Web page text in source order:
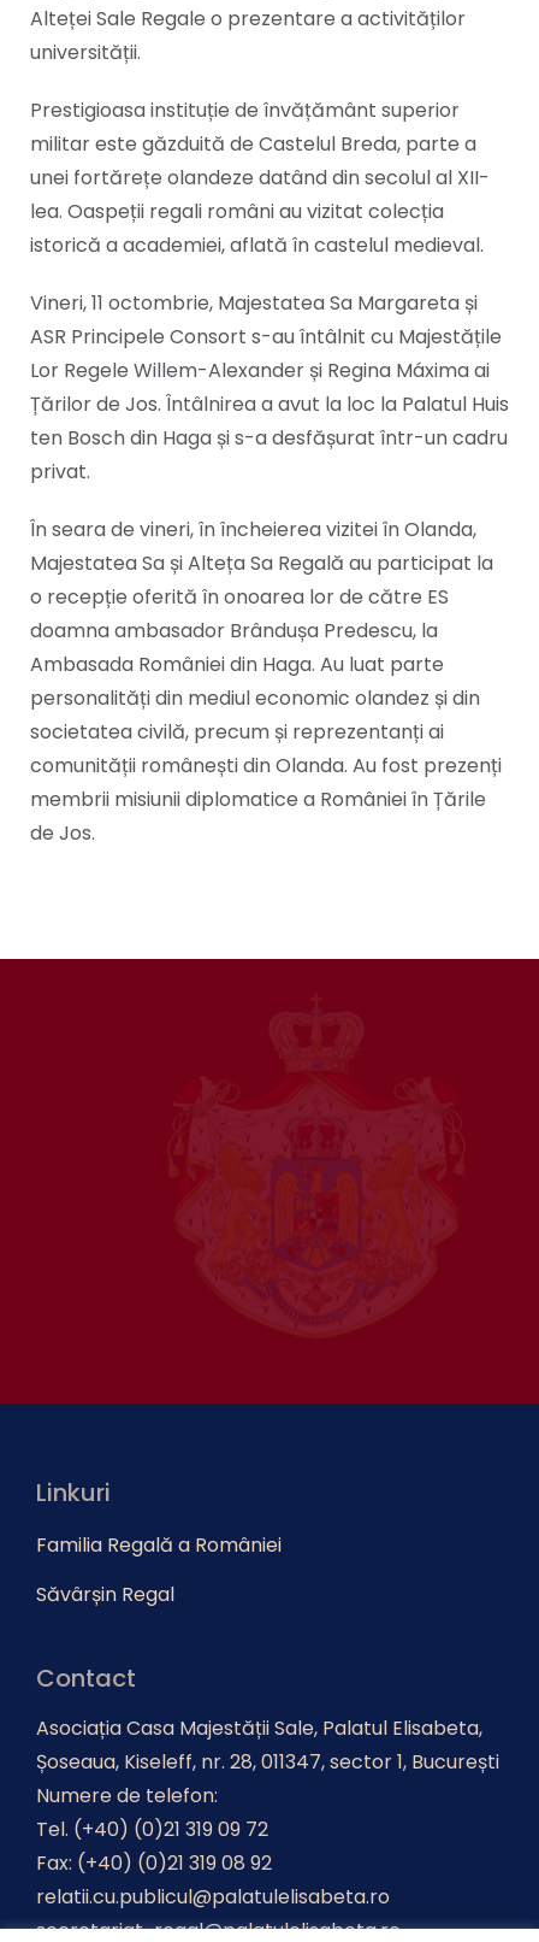
Alteței Sale Regale o prezentare a activităților
universității.
Prestigioasa instituție de învățământ superior
militar este găzduită de Castelul Breda, parte a
unei fortărețe olandeze datând din secolul al XII-
lea. Oaspeții regali români au vizitat colecția
istorică a academiei, aflată în castelul medieval.
Vineri, 11 octombrie, Majestatea Sa Margareta și
ASR Principele Consort s-au întâlnit cu Majestățile
Lor Regele Willem-Alexander și Regina Máxima ai
Țărilor de Jos. Întâlnirea a avut la loc la Palatul Huis
ten Bosch din Haga și s-a desfășurat într-un cadru
privat.
În seara de vineri, în încheierea vizitei în Olanda,
Majestatea Sa și Alteța Sa Regală au participat la
o recepție oferită în onoarea lor de către ES
doamna ambasador Brândușa Predescu, la
Ambasada României din Haga. Au luat parte
personalități din mediul economic olandez și din
societatea civilă, precum și reprezentanți ai
comunității românești din Olanda. Au fost prezenți
membrii misiunii diplomatice a României în Țările
de Jos.
Linkuri
Familia Regală a României
Săvârșin Regal
Contact
Asociația Casa Majestății Sale, Palatul Elisabeta,
Șoseaua, Kiseleff, nr. 28, 011347, sector 1, București
Numere de telefon:
Tel. (+40) (0)21 319 09 72
Fax: (+40) (0)21 319 08 92
relatii.cu.publicul@palatulelisabeta.ro
secretariat-regal@palatulelisabeta.ro